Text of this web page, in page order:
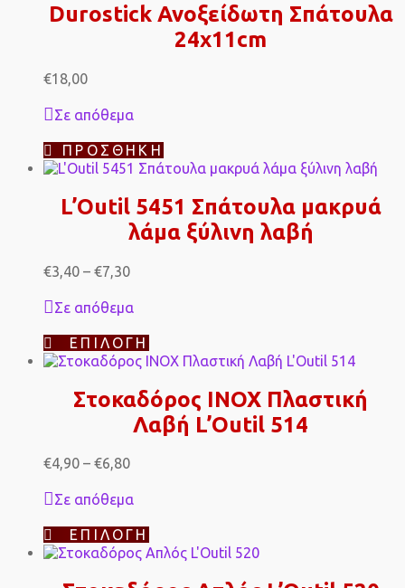
Durostick Ανοξείδωτη Σπάτουλα
24x11cm
€18,00
Σε απόθεμα
ΠΡΟΣΘΉΚΗ
L’Outil 5451 Σπάτουλα μακρυά
λάμα ξύλινη λαβή
€3,40 – €7,30Price
€3,40
€7,30
Σε απόθεμα
ΕΠΙΛΟΓΉ Αυτό
το
έχει
πολλαπλές
παραλλαγές.
Οι
του
Στοκαδόρος INOX Πλαστική
Λαβή L’Outil 514
€4,90 – €6,80Price
€4,90
€6,80
Σε απόθεμα
ΕΠΙΛΟΓΉ
το
προϊόν
έχει